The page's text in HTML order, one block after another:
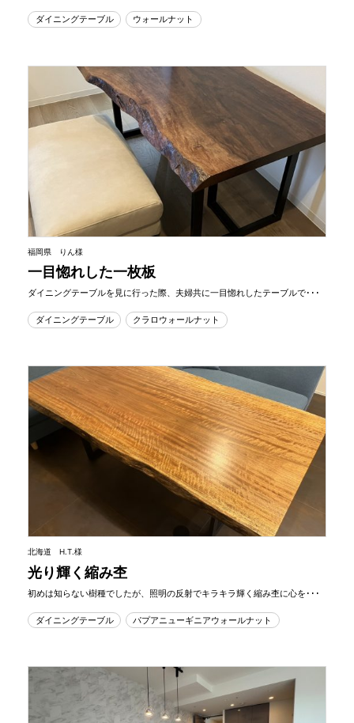
ダイニングテーブル ウォールナット
福岡県 りん様
一目惚れした一枚板
ダイニングテーブルを見に行った際、夫婦共に一目惚れしたテーブルで･･･
ダイニングテーブル クラロウォールナット
北海道 H.T.様
光り輝く縮み杢
初めは知らない樹種でしたが、照明の反射でキラキラ輝く縮み杢に心を･･･
ダイニングテーブル パプアニューギニアウォールナット